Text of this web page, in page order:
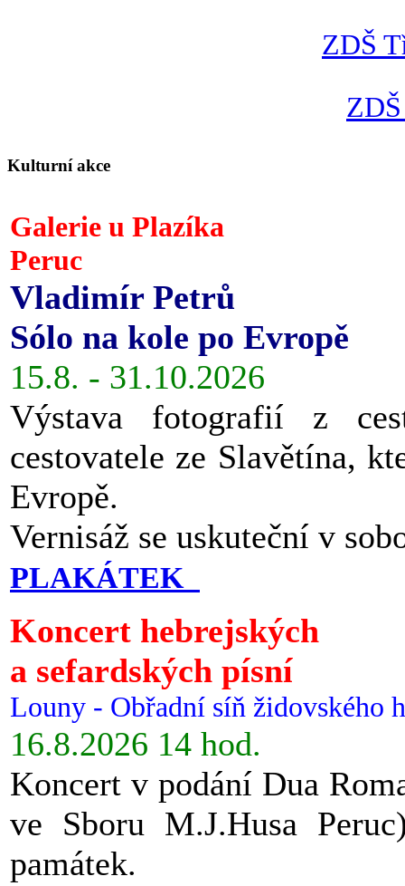
ZDŠ
Kulturní akce
Galerie u Plazíka
Peruc
Vladimír Petrů
Sólo na kole po Evropě
15.8. - 31.10.2026
Výstava fotografií z
cestovatele ze Slavětína,
Evropě.
Vernisáž se uskuteční v
PLAKÁTEK
Koncert hebrejských
a sefardských písní
Louny - Obřadní síň židovského
16.8.2026 14 hod.
Koncert v podání Dua
ve Sboru M.J.Husa
památek.